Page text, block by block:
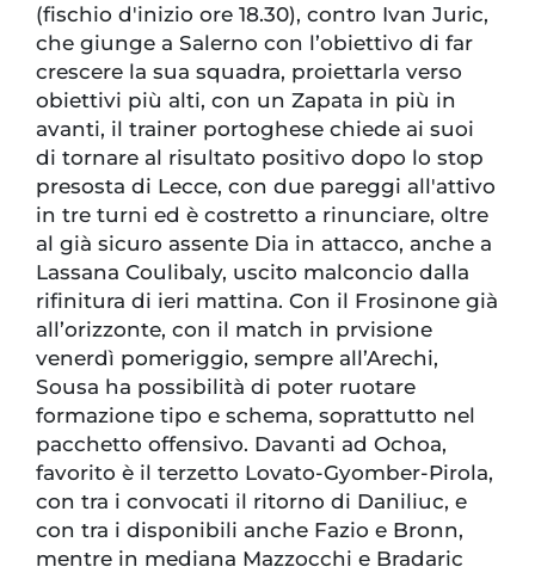
(fischio d'inizio ore 18.30), contro Ivan Juric,
che giunge a Salerno con l’obiettivo di far
crescere la sua squadra, proiettarla verso
obiettivi più alti, con un Zapata in più in
avanti, il trainer portoghese chiede ai suoi
di tornare al risultato positivo dopo lo stop
presosta di Lecce, con due pareggi all'attivo
in tre turni ed è costretto a rinunciare, oltre
al già sicuro assente Dia in attacco, anche a
Lassana Coulibaly, uscito malconcio dalla
rifinitura di ieri mattina. Con il Frosinone già
all’orizzonte, con il match in prvisione
venerdì pomeriggio, sempre all’Arechi,
Sousa ha possibilità di poter ruotare
formazione tipo e schema, soprattutto nel
pacchetto offensivo. Davanti ad Ochoa,
favorito è il terzetto Lovato-Gyomber-Pirola,
con tra i convocati il ritorno di Daniliuc, e
con tra i disponibili anche Fazio e Bronn,
mentre in mediana Mazzocchi e Bradaric